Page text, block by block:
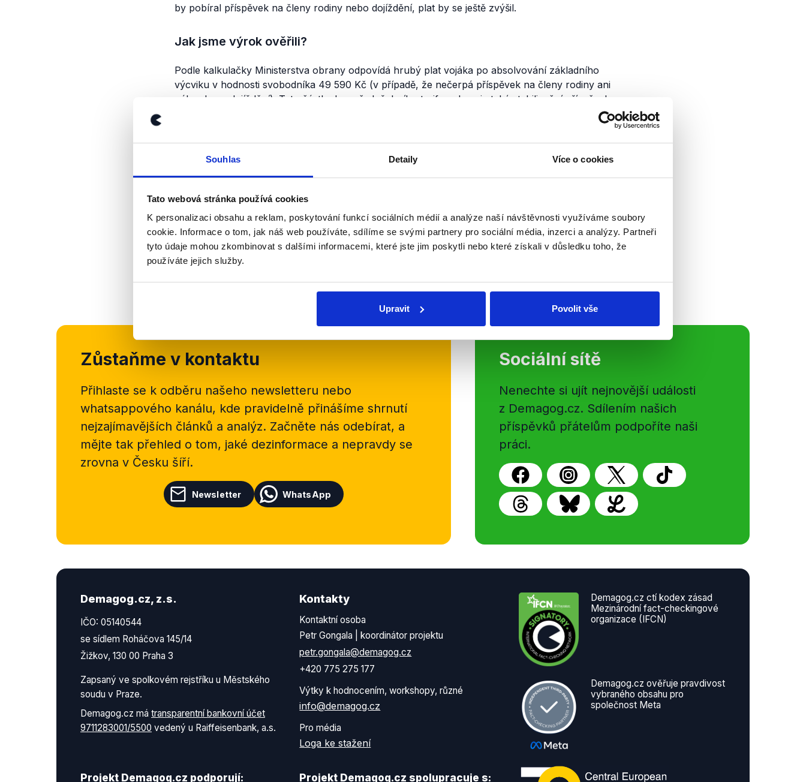
Souhlas Detaily Více o cookies
Tato webová stránka používá cookies
K personalizaci obsahu a reklam, poskytování funkcí sociálních médií a analýze naší návštěvnosti využíváme soubory
cookie. Informace o tom, jak náš web používáte, sdílíme se svými partnery pro sociální média, inzerci a analýzy. Partneři
tyto údaje mohou zkombinovat s dalšími informacemi, které jste jim poskytli nebo které získali v důsledku toho, že
používáte jejich služby.
Upravit Povolit vše
by pobíral příspěvek na členy rodiny nebo dojíždění, plat by se ještě zvýšil.
Jak jsme výrok ověřili?
Podle kalkulačky Ministerstva obrany odpovídá hrubý plat vojáka po absolvování základního
výcviku v hodnosti svobodníka 49 590 Kč (v případě, že nečerpá příspěvek na členy rodiny ani
náhradu za dojíždění). Tato částka kromě služebního tarifu zahrnuje také stabilizační příspěvek
Výrok jsme zmínili
OVĚŘENO
Ministerstvo vnitra jako PR resort
Ministr vnitra v rozhovoru pro iDNES.cz řekl, že resort
za minulé vlády sloužil pouze pro vybudování PR,
jelikož se nedělaly žádné kroky pro zlepšení
bezpečnosti. My jsme se ale raději...
Číst dál
Zůstaňme v kontaktu
Přihlaste se k odběru našeho newsletteru nebo
whatsappového kanálu, kde pravidelně přinášíme shrnutí
nejzajímavějších článků a analýz. Začněte nás odebírat, a
mějte tak přehled o tom, jaké dezinformace a nepravdy se
zrovna v Česku šíří.
Newsletter WhatsApp
Sociální sítě
Nenechte si ujít nejnovější události
z Demagog.cz. Sdílením našich
příspěvků přátelům podpoříte naši
práci.
Demagog.cz, z.s.
IČO: 05140544
se sídlem Roháčova 145/14
Žižkov, 130 00 Praha 3
Zapsaný ve spolkovém rejstříku u Městského
soudu v Praze.
Demagog.cz má transparentní bankovní účet
9711283001/5500 vedený u Raiffeisenbank, a.s.
Kontakty
Kontaktní osoba
Petr Gongala | koordinátor projektu
petr.gongala@demagog.cz
+420 775 275 177
Výtky k hodnocením, workshopy, různé
info@demagog.cz
Pro média
Loga ke stažení
Projekt Demagog.cz podporují: Projekt Demagog.cz spolupracuje s:
Demagog.cz ctí kodex zásad
Mezinárodní fact-checkingové
organizace (IFCN)
Demagog.cz ověřuje pravdivost
vybraného obsahu pro
společnost Meta